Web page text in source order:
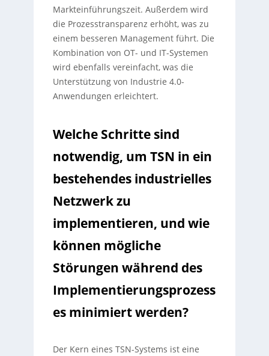
Markteinführungszeit. Außerdem wird
die Prozesstransparenz erhöht, was zu
einem besseren Management führt. Die
Kombination von OT- und IT-Systemen
wird ebenfalls vereinfacht, was die
Unterstützung von Industrie 4.0-
Anwendungen erleichtert.
Welche Schritte sind
notwendig, um TSN in ein
bestehendes industrielles
Netzwerk zu
implementieren, und wie
können mögliche
Störungen während des
Implementierungsprozess
es minimiert werden?
Der Kern eines TSN-Systems ist eine